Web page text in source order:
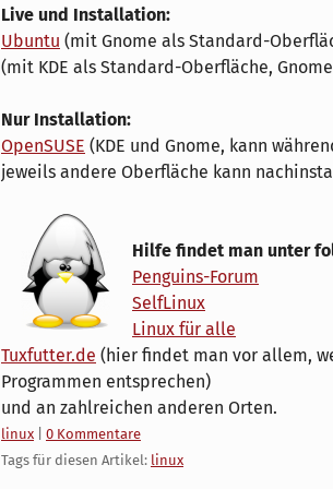
Live und Installation:
Ubuntu (mit Gnome als Standard-
(mit KDE als Standard-Oberfläche,
Nur Installation:
OpenSUSE (KDE und Gnome, kann
jeweils andere Oberfläche kann
Hilfe findet man unter
Penguins-Forum
SelfLinux
Linux für alle
Tuxfutter.de (hier findet man vor allem,
Programmen entsprechen)
und an zahlreichen anderen Orten.
Kategorien:
linux
0 Kommentare
Tags für diesen Artikel: linux